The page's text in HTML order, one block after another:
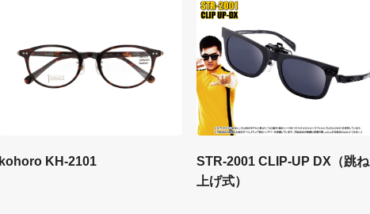
kohoro KH-2101
STR-2001 CLIP-UP DX（跳ね
上げ式）